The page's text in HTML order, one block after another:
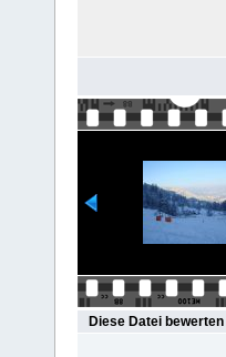
Diese Datei bewerten